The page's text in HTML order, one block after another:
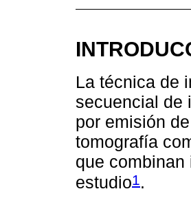
La técnica de
secuencial de
por emisión
tomografía
que
estudio1.